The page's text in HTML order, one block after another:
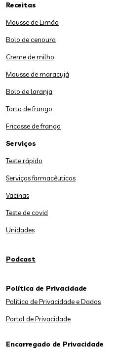
Receitas
Mousse de Limão
Bolo de cenoura
Creme de milho
Mousse de maracujá
Bolo de laranja
Torta de frango
Fricasse de frango
Serviços
Teste rápido
Serviços farmacêuticos
Vacinas
Teste de covid
Unidades
Podcast
Política de Privacidade
Política de Privacidade e Dados
Portal de Privacidade
Encarregado de Privacidade